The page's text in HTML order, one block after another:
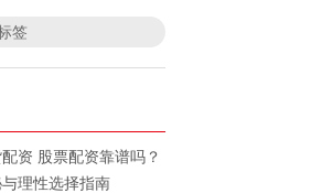
签
资 股票配资靠谱吗？
理性选择指南